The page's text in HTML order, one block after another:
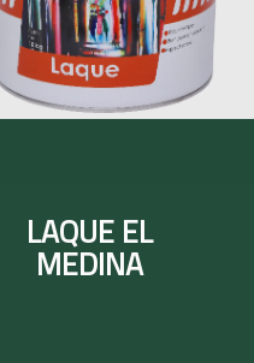
LAQUE EL
MEDINA